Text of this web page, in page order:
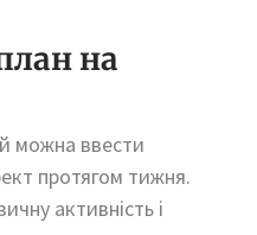
на
можна ввести
протягом тижня.
активність і